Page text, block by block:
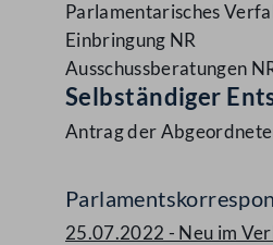
Parlamentarisches
Einbringung NR
Ausschussberatungen
Selbständiger
Antrag der
25.07.2022 - Neu im